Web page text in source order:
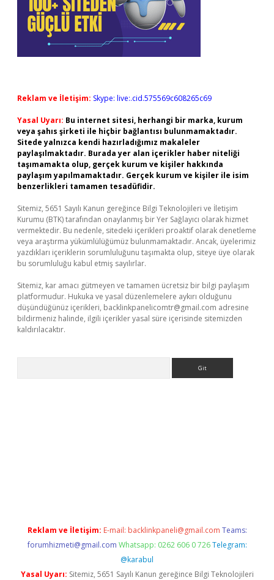
Reklam ve İletişim: Skype: live:.cid.575569c608265c69
Yasal Uyarı: Bu internet sitesi, herhangi bir marka, kurum
veya şahıs şirketi ile hiçbir bağlantısı bulunmamaktadır.
Sitede yalnızca kendi hazırladığımız makaleler
paylaşılmaktadır. Burada yer alan içerikler haber niteliği
taşımamakta olup, gerçek kurum ve kişiler hakkında
paylaşım yapılmamaktadır. Gerçek kurum ve kişiler ile isim
benzerlikleri tamamen tesadüfidir.
Sitemiz, 5651 Sayılı Kanun gereğince Bilgi Teknolojileri ve İletişim
Kurumu (BTK) tarafından onaylanmış bir Yer Sağlayıcı olarak hizmet
vermektedir. Bu nedenle, sitedeki içerikleri proaktif olarak denetleme
veya araştırma yükümlülüğümüz bulunmamaktadır. Ancak, üyelerimiz
yazdıkları içeriklerin sorumluluğunu taşımakta olup, siteye üye olarak
bu sorumluluğu kabul etmiş sayılırlar.
Sitemiz, kar amacı gütmeyen ve tamamen ücretsiz bir bilgi paylaşım
platformudur. Hukuka ve yasal düzenlemelere aykırı olduğunu
düşündüğünüz içerikleri, backlinkpanelicomtr@gmail.com adresine
bildirmeniz halinde, ilgili içerikler yasal süre içerisinde sitemizden
kaldırılacaktır.
Reklam ve İletişim: E-mail: backlinkpaneli@gmail.com Teams:
forumhizmeti@gmail.com Whatsapp: 0262 606 0 726 Telegram:
@karabul
Yasal Uyarı: Sitemiz, 5651 Sayılı Kanun gereğince Bilgi Teknolojileri